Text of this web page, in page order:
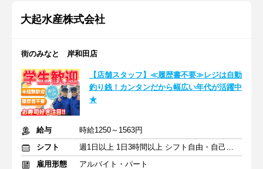
大起水産株式会社
街のみなと 岸和田店
【店舗スタッフ】≪履歴書不要≫レジは自動
釣り銭！カンタンだから幅広い年代が活躍中
★
給与
時給1250～1563円
シフト
週1日以上 1日3時間以上 シフト自由・自己申告
雇用形態
アルバイト・パート